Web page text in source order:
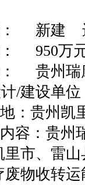
： 新建
： 950
贵州瑞
/建设单
：贵州凯
容：贵州
里市、雷
废物收转